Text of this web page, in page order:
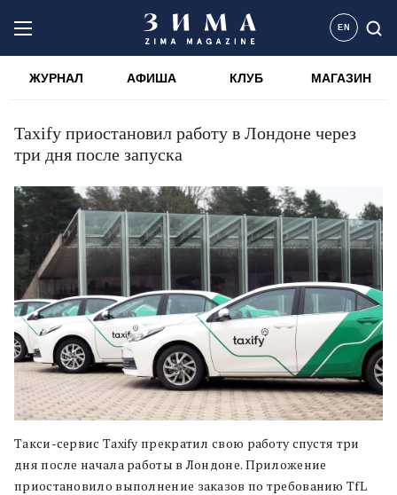
EN
ЖУРНАЛ АФИША КЛУБ МАГАЗИН
Taxify приостановил работу в Лондоне через
три дня после запуска
Такси-сервис Taxify прекратил свою работу спустя три
дня после начала работы в Лондоне. Приложение
приостановило выполнение заказов по требованию TfL